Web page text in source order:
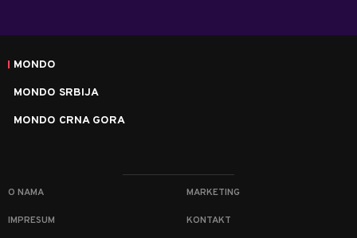
MONDO
MONDO SRBIJA
MONDO CRNA GORA
O NAMA MARKETING
IMPRESUM KONTAKT